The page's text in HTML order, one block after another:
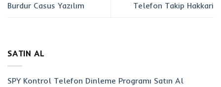
Burdur Casus Yazılım Telefon Takip Hakkari
SATIN AL
SPY Kontrol Telefon Dinleme Programı Satın Al